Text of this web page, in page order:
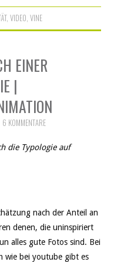
, VIDEO, VINE
EINER
|
6 KOMMENTARE
die Typologie auf
nach der Anteil an
denen, die uninspiriert
alles gute Fotos sind. Bei
wie bei youtube gibt es